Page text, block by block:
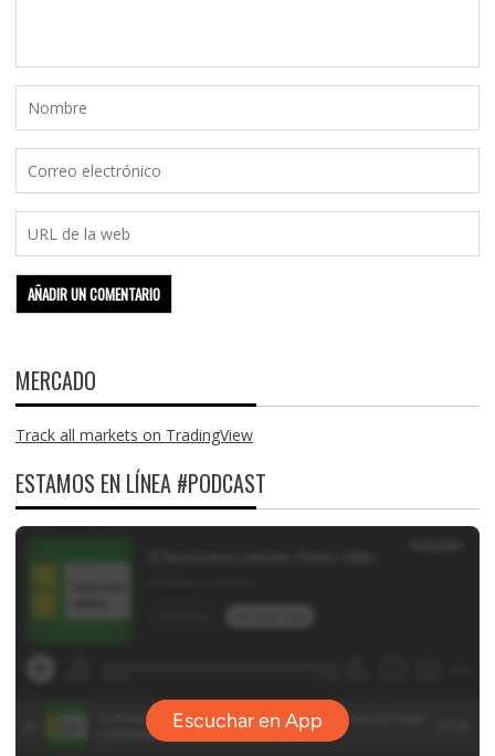
MERCADO
Track all markets on TradingView
ESTAMOS EN LÍNEA #PODCAST